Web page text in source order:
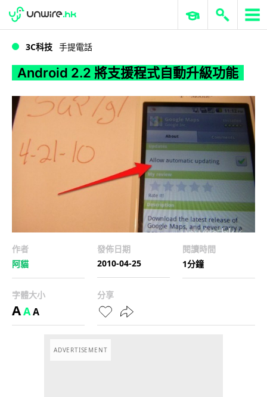
Android 2.2 將支援程式自動升級功能
WWDC 2026 ERP 與商業 AI
3C科技 手提電話
Android 2.2 將支援程式自動升級功能
作者
阿貓
發佈日期
2010-04-25
閱讀時間
1分鐘
字體大小
AAA
分享
ADVERTISEMENT